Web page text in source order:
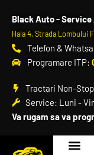
Black Auto - Service
Hala 4, Strada Lombului
Telefon &
Programare ITP:
Tractari Non-
Service: Luni -
Va rugam sa va